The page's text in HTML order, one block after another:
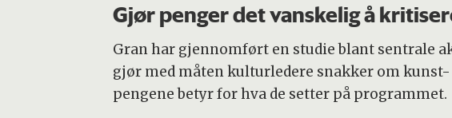
Gjør penger det vanskelig å
Gran har gjennomført en studie blant sentrale
gjør med måten kulturledere snakker om
pengene betyr for hva de setter på programmet.